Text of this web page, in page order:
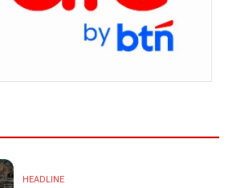
HEADLINE